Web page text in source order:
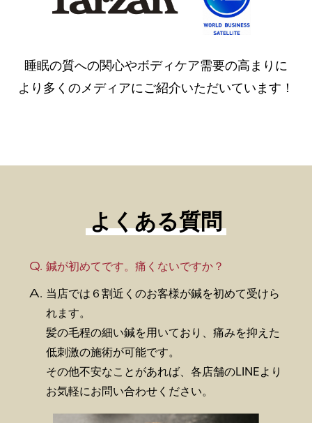
睡眠の質への関心やボディケア需要の高まりに
より多くのメディアにご紹介いただいています！
よくある質問
Q. 鍼が初めてです。痛くないですか？
A. 当店では６割近くのお客様が鍼を初めて受けら
れます。
髪の毛程の細い鍼を用いており、痛みを抑えた
低刺激の施術が可能です。
その他不安なことがあれば、各店舗のLINEより
お気軽にお問い合わせください。